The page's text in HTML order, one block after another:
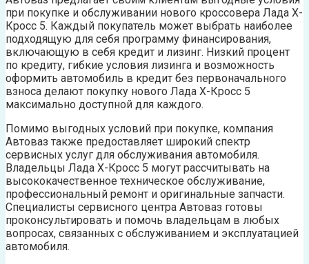
при покупке и обслуживании нового кроссовера Лада Х-
Кросс 5. Каждый покупатель может выбрать наиболее
подходящую для себя программу финансирования,
включающую в себя кредит и лизинг. Низкий процент
по кредиту, гибкие условия лизинга и возможность
оформить автомобиль в кредит без первоначального
взноса делают покупку нового Лада Х-Кросс 5
максимально доступной для каждого.
Помимо выгодных условий при покупке, компания
Автоваз также предоставляет широкий спектр
сервисных услуг для обслуживания автомобиля.
Владельцы Лада Х-Кросс 5 могут рассчитывать на
высококачественное техническое обслуживание,
профессиональный ремонт и оригинальные запчасти.
Специалисты сервисного центра Автоваз готовы
проконсультировать и помочь владельцам в любых
вопросах, связанных с обслуживанием и эксплуатацией
автомобиля.